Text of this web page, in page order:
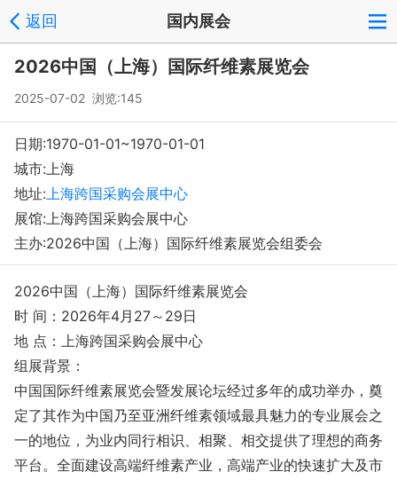
返回 国内展会
2026中国（上海）国际纤维素展览会
2025-07-02 浏览:145
日期:1970-01-01~1970-01-01
城市:上海
地址:上海跨国采购会展中心
展馆:上海跨国采购会展中心
主办:2026中国（上海）国际纤维素展览会组委会
2026中国（上海）国际纤维素展览会
时 间：2026年4月27～29日
地 点：上海跨国采购会展中心
组展背景：
中国国际纤维素展览会暨发展论坛经过多年的成功举办，奠
定了其作为中国乃至亚洲纤维素领域最具魅力的专业展会之
一的地位，为业内同行相识、相聚、相交提供了理想的商务
平台。全面建设高端纤维素产业，高端产业的快速扩大及市
注册 反馈
Copyright © 2008-2018 环球会展网 fairglobal.com.cn 版权所有